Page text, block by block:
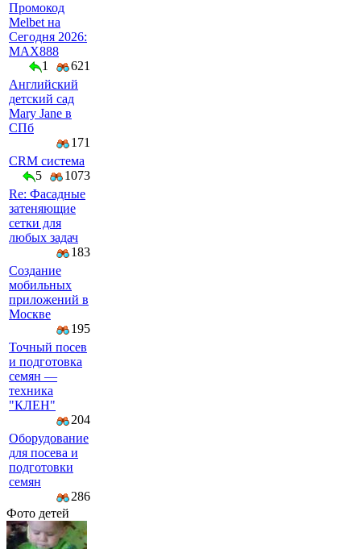
Промокод
Melbet на
Сегодня 2026:
MAX888
1
621
Английский
детский сад
Mary Jane в
СПб
171
CRM система
5
1073
Re: Фасадные
затеняющие
сетки для
любых задач
183
Создание
мобильных
приложений в
Москве
195
Точный посев
и подготовка
семян —
техника
"КЛЕН"
204
Оборудование
для посева и
подготовки
семян
286
Фото детей